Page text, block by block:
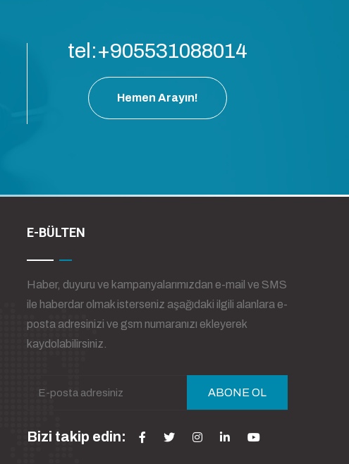
tel:+905531088014
Hemen Arayın!
E-BÜLTEN
Haber, duyuru ve kampanyalarımızdan e-mail ve SMS
ile haberdar olmak isterseniz aşağıdaki ilgili alanlara e-
posta adresinizi ve gsm numaranızı ekleyerek
kaydolabilirsiniz.
ABONE OL
Bizi takip edin: